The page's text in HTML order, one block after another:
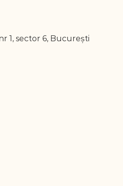
1, sector 6, București